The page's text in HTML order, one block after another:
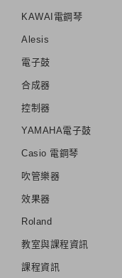
KAWAI電鋼琴
Alesis
電子鼓
合成器
控制器
YAMAHA電子鼓
Casio 電鋼琴
吹管樂器
效果器
Roland
教室與課程資訊
課程資訊